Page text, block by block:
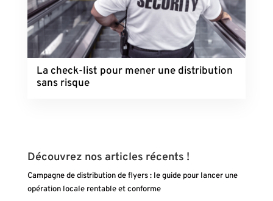
La check-list pour mener une distribution
sans risque
Découvrez nos articles récents !
Campagne de distribution de flyers : le guide pour lancer une
opération locale rentable et conforme